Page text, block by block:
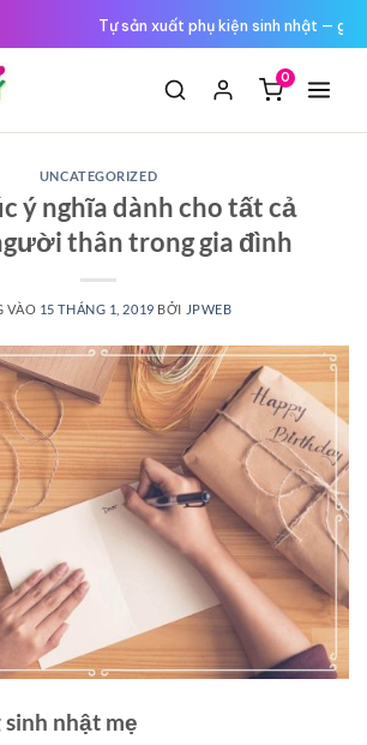
Tự sản xuất phụ kiện sinh nhật —
0
UNCATEGORIZED
ý nghĩa dành cho tất cả
thân trong gia đình
VÀO 15 THÁNG 1, 2019 BỞI JPWEB
nhật mẹ